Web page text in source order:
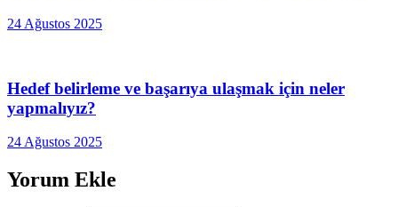
24 Ağustos 2025
Hedef belirleme ve başarıya ulaşmak için neler
yapmalıyız?
24 Ağustos 2025
Yorum Ekle